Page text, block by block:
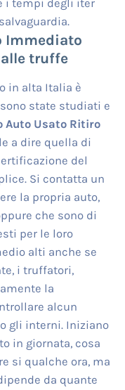
i tempi degli iter
Immediato
truffe
in alta Italia è
state studiati e
Auto Usato Ritiro
a dire quella di
del
Si contatta un
la propria auto,
che sono di
per le loro
alti anche se
i truffatori,
la
alcun
gli interni. Iniziano
in giornata, cosa
si qualche ora, ma
da quante